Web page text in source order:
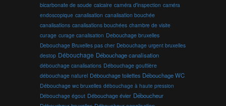
bicarbonate de soude calcaire caméra d'inspection caméra
endoscopique canalisation canalisation bouchée
canalisations canalisations bouchées chambre de visite
curage curage canalisation Debouchage bruxelles
Debouchage Bruxelles pas cher Debouchage urgent bruxelles
destop Débouchage Débouchage canalisation
débouchage canalisations Débouchage gouttière
débouchage naturel Débouchage toilettes Débouchage WC
Débouchage wc bruxelles débouchage à haute pression
Débouchage égout Débouchage évier Déboucheur